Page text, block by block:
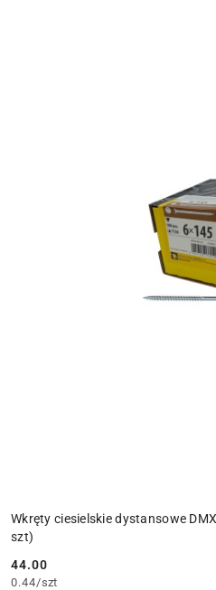
Wkręty ciesielskie dystansowe
szt)
Cena:
44.00
0.44/szt